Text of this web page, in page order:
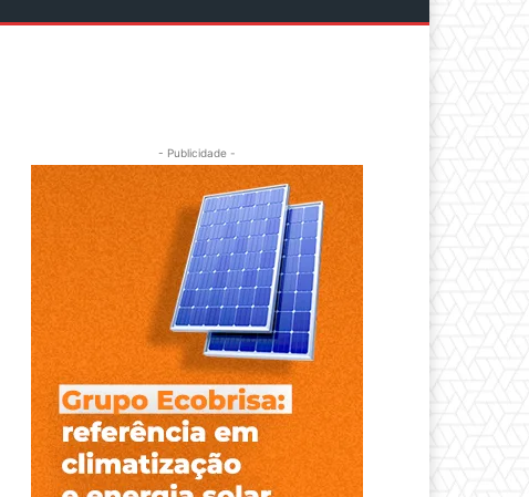
- Publicidade -